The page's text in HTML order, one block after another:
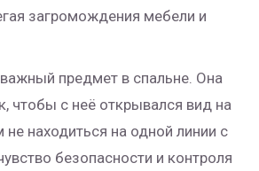
загромождения мебели и
предмет в спальне. Она
чтобы с неё открывался вид на
не находиться на одной линии с
безопасности и контроля